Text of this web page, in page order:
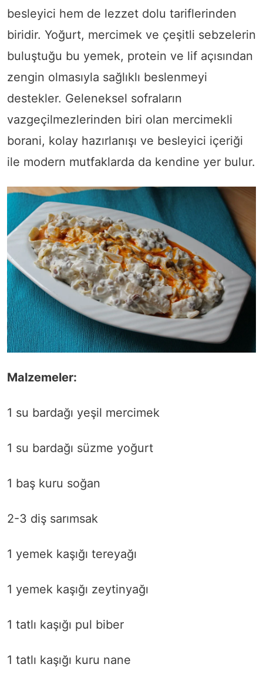
besleyici hem de lezzet dolu tariflerinden
biridir. Yoğurt, mercimek ve çeşitli sebzelerin
buluştuğu bu yemek, protein ve lif açısından
zengin olmasıyla sağlıklı beslenmeyi
destekler. Geleneksel sofraların
vazgeçilmezlerinden biri olan mercimekli
borani, kolay hazırlanışı ve besleyici içeriği
ile modern mutfaklarda da kendine yer bulur.
Malzemeler:
1 su bardağı yeşil mercimek
1 su bardağı süzme yoğurt
1 baş kuru soğan
2-3 diş sarımsak
1 yemek kaşığı tereyağı
1 yemek kaşığı zeytinyağı
1 tatlı kaşığı pul biber
1 tatlı kaşığı kuru nane